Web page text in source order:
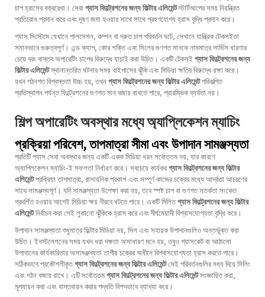
চাপ হ্রাসের বক্ররেখা। সেরাগ্যাস ফিল্ট্রেশনের জন্য ফিল্টার এলিমেন্টস্টার্টআপের সময় নিয়ন্ত্রিত
প্রতিরোধ প্রদান করে এবং দূষণ জমা হওয়ার সাথে সাথে গ্রহণযোগ্য হ্রাস বৃদ্ধি প্রদান করে।
গ্যাস সিস্টেমে যেখানে পালসেশন, কম্পন বা দ্রুত চাপ পরিবর্তন ঘটে, সেখানে যান্ত্রিক টেকসইতা
সমানভাবে গুরুত্বপূর্ণ। এন্ড ক্যাপ, কোর শক্তি এবং সিলের গুণগত মানকে নামমাত্র সার্ভিস ধারণার
চেয়ে বরং বাস্তব অপারেটিং চাপের বিরুদ্ধে যাচাই করা উচিত। একটি টেকসইগ্যাস ফিল্ট্রেশনের জন্য
ফিল্টার এলিমেন্টস্থানান্তরিত ঘটনার সময় বাইপাসের ঝুঁকি এবং মিডিয়া ক্ষতির বিরুদ্ধে রক্ষা করে।
যখন গঠনগত বিশ্বস্ততা উচ্চ হয়, তখনগ্যাস ফিল্ট্রেশনের জন্য ফিল্টার এলিমেন্টপরিকল্পিত
প্রতিস্থাপন পর্যন্ত ফিল্ট্রেশনের গুণগত মান বজায় রাখতে পারে, প্রারম্ভিক ব্যর্থতা নয়।
শিল্প অপারেটিং অবস্থার মধ্যে অ্যাপ্লিকেশন ম্যাচিং
প্রক্রিয়া পরিবেশ, তাপমাত্রা সীমা এবং উপাদান সামঞ্জস্যতা
প্রতিটি গ্যাস সেবা অবস্থার জন্য একটি একক মিডিয়া ধরন সর্বোত্তম নয়, যার কারণে
অ্যাপ্লিকেশন ম্যাচিং-ই সফলতা নির্ধারণ করে। সবচেয়ে কার্যকরগ্যাস ফিল্ট্রেশনের জন্য ফিল্টার
এলিমেন্টপ্রক্রিয়া তাপমাত্রা, রাসায়নিক প্রকাশ এবং সম্পূর্ণ কাজের চক্রের মধ্যে আর্দ্রতা আচরণের
সাথে সামঞ্জস্যপূর্ণ। যদি সামঞ্জস্যতা উপেক্ষা করা হয়, তবে স্পষ্ট চাপ বা গুণগত সতর্কতা সংকেত
প্রদর্শিত হওয়ার আগেই মিডিয়া ক্ষয় নীরবে ঘটতে পারে। একটি মিলিতগ্যাস ফিল্ট্রেশনের জন্য ফিল্টার
এলিমেন্টনির্বাচন করা সেই লুকানো ঝুঁকিকে হ্রাস করে এবং দীর্ঘমেয়াদী বিশ্বাসযোগ্যতা বৃদ্ধি করে।
উপাদান সামঞ্জস্যতা শুধুমাত্র ফিল্টার মিডিয়া নয়, সিল এবং সহায়ক উপাদানগুলিও অন্তর্ভুক্ত করা
উচিত। ইনস্টলেশনের সময় যখন ধরা দক্ষতা অসাধারণ মনে হয়, তবুও গ্যাসকেট বা আঠালো
উপাদানের কার্যকারিতার অসামঞ্জস্যতা তাপীয় চক্রের অধীনে বিশ্বাসযোগ্যতা হ্রাস করতে পারে।
সঠিকভাবে প্রকৌশলীকৃতগ্যাস ফিল্ট্রেশনের জন্য ফিল্টার এলিমেন্টসেই পরিবর্তনগুলির মধ্য দিয়ে সিলিং
এবং গঠন বজায় রাখে। এটি সর্বোত্তমগ্যাস ফিল্ট্রেশনের জন্য ফিল্টার এলিমেন্টসংজ্ঞায়িত করা,
মূল্যায়ন করা এবং বাস্তবায়ন করার পদ্ধতি বিশদভাবে ব্যাখ্যা করে।